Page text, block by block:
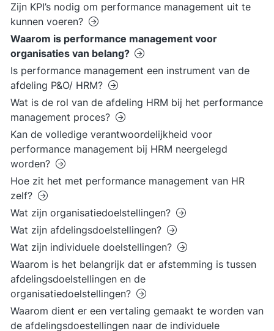
Zijn KPI’s nodig om performance management uit te
kunnen voeren?
Waarom is performance management voor
organisaties van belang?
Is performance management een instrument van de
afdeling P&O/ HRM?
Wat is de rol van de afdeling HRM bij het performance
management proces?
Kan de volledige verantwoordelijkheid voor
performance management bij HRM neergelegd
worden?
Hoe zit het met performance management van HR
zelf?
Wat zijn organisatiedoelstellingen?
Wat zijn afdelingsdoelstellingen?
Wat zijn individuele doelstellingen?
Waarom is het belangrijk dat er afstemming is tussen
afdelingsdoelstellingen en de
organisatiedoelstellingen?
Waarom dient er een vertaling gemaakt te worden van
de afdelingsdoestellingen naar de individuele